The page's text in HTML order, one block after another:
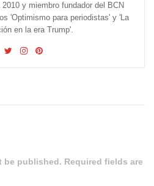
y miembro fundador del BCN
'Optimismo para periodistas' y 'La
en la era Trump'.
be published. Required fields are